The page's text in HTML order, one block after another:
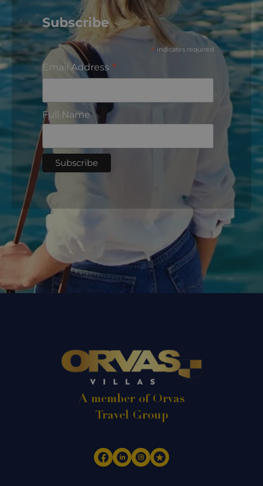
Subscribe
* indicates required
Email Address *
Full Name
A member of Orvas
Travel Group